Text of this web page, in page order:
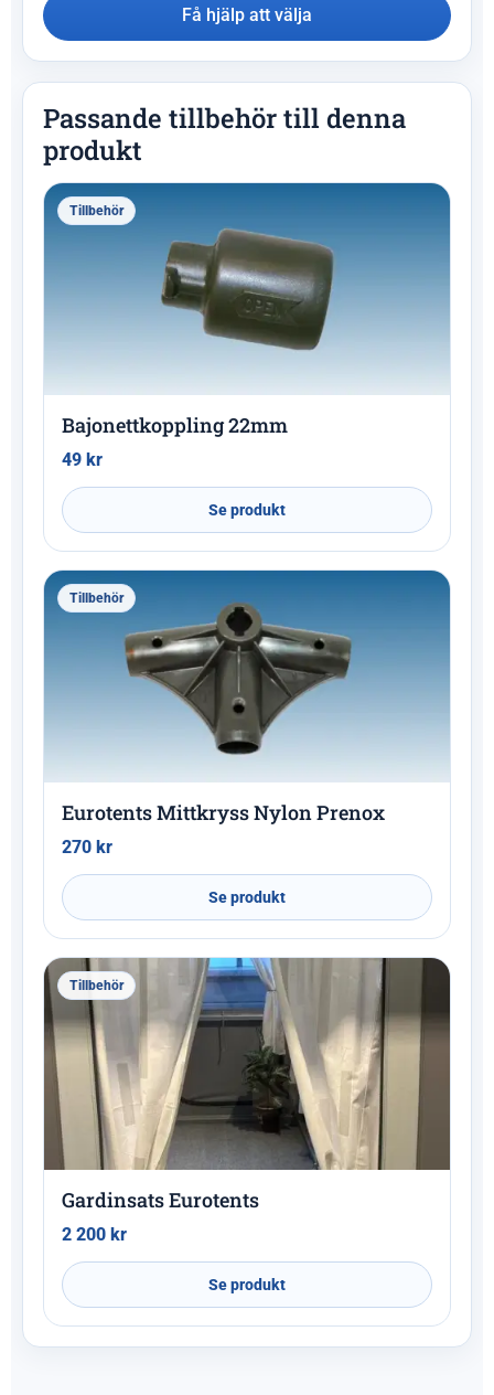
Få hjälp att välja
Passande tillbehör till denna
produkt
Tillbehör
Bajonettkoppling 22mm
49 kr
Se produkt
Tillbehör
Eurotents Mittkryss Nylon Prenox
270 kr
Se produkt
Tillbehör
Gardinsats Eurotents
2 200 kr
Se produkt